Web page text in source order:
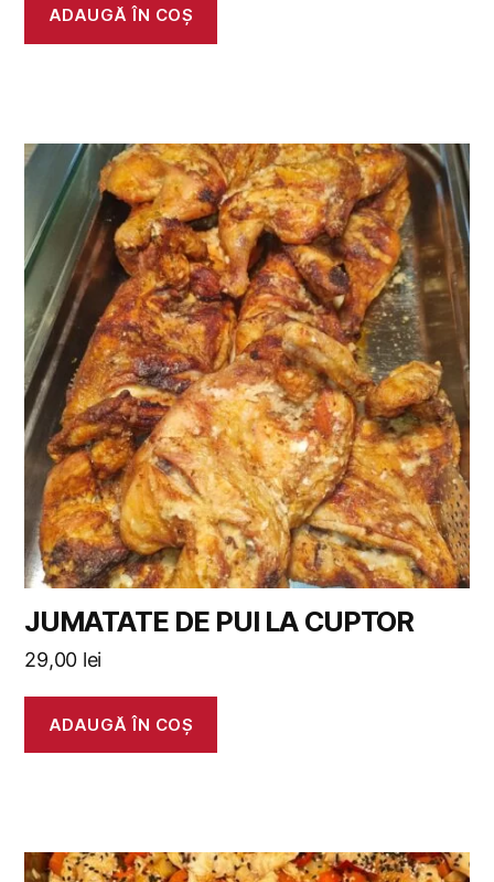
ADAUGĂ ÎN COȘ
JUMATATE DE PUI LA CUPTOR
29,00 lei
ADAUGĂ ÎN COȘ